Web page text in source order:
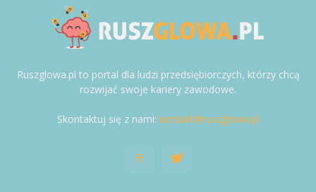
Ruszglowa.pl to portal dla ludzi przedsiębiorczych, którzy chcą
rozwijać swoje kariery zawodowe.
Skontaktuj się z nami: kontakt@ruszglowa.pl